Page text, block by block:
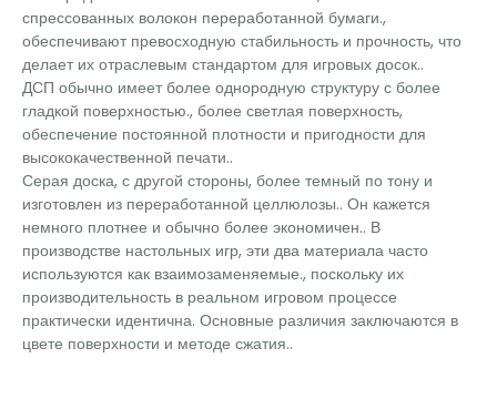
спрессованных волокон переработанной бумаги.,
обеспечивают превосходную стабильность и прочность, что
делает их отраслевым стандартом для игровых досок..
ДСП обычно имеет более однородную структуру с более
гладкой поверхностью., более светлая поверхность,
обеспечение постоянной плотности и пригодности для
высококачественной печати..
Серая доска, с другой стороны, более темный по тону и
изготовлен из переработанной целлюлозы.. Он кажется
немного плотнее и обычно более экономичен.. В
производстве настольных игр, эти два материала часто
используются как взаимозаменяемые., поскольку их
производительность в реальном игровом процессе
практически идентична. Основные различия заключаются в
цвете поверхности и методе сжатия..